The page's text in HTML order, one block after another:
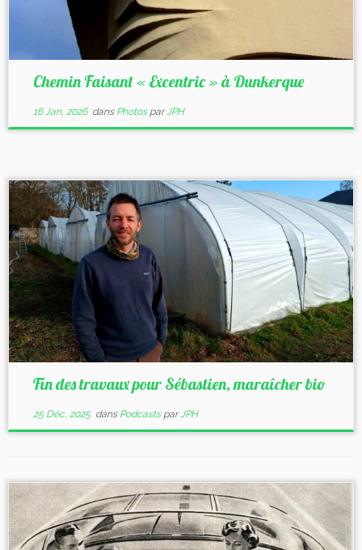
Chemin Faisant « Excentric » à Dunkerque
16 Jan, 2026dans Photos parJPH
Fin des travaux pour Sébastien, maraîcher bio
25 Déc, 2025dans Podcasts parJPH